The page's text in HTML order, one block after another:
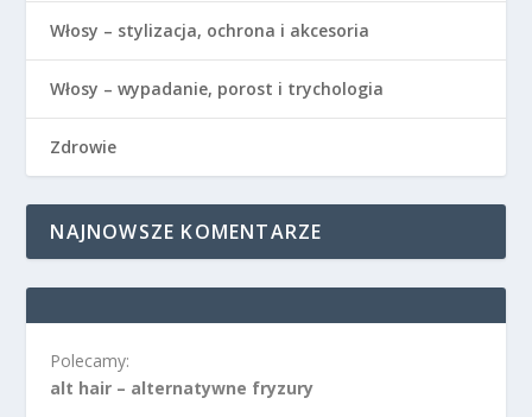
Włosy – stylizacja, ochrona i akcesoria
Włosy – wypadanie, porost i trychologia
Zdrowie
NAJNOWSZE KOMENTARZE
Polecamy:
alt hair – alternatywne fryzury